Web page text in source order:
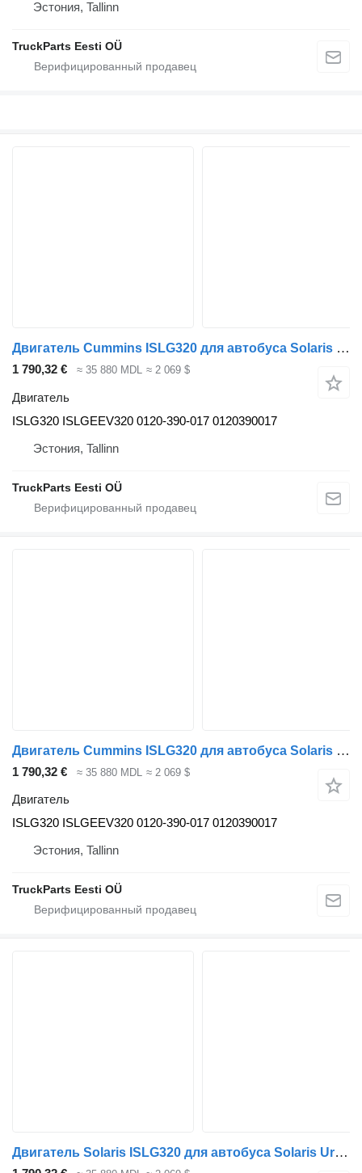
Эстония, Tallinn
TruckParts Eesti OÜ
Двигатель Cummins ISLG320 для автобуса Solaris Urbino, Alpino, Vacanza (1999-)
1 790,32 € ≈ 35 880 MDL ≈ 2 069 $
Двигатель
ISLG320 ISLGEEV320 0120-390-017 0120390017
Эстония, Tallinn
TruckParts Eesti OÜ
Двигатель Cummins ISLG320 для автобуса Solaris Urbino, Alpino, Vacanza (1999-)
1 790,32 € ≈ 35 880 MDL ≈ 2 069 $
Двигатель
ISLG320 ISLGEEV320 0120-390-017 0120390017
Эстония, Tallinn
TruckParts Eesti OÜ
Двигатель Solaris ISLG320 для автобуса Solaris Urbino, Alpino, Vacanza (1999-)